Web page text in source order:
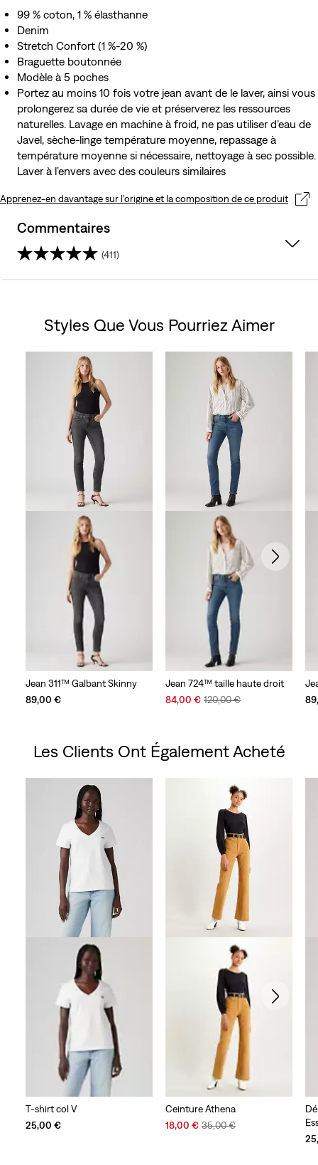
99 % coton, 1 % élasthanne
Denim
Stretch Confort (1 %-20 %)
Braguette boutonnée
Modèle à 5 poches
Portez au moins 10 fois votre jean avant de le laver, ainsi vous
prolongerez sa durée de vie et préserverez les ressources
naturelles. Lavage en machine à froid, ne pas utiliser d’eau de
Javel, sèche-linge température moyenne, repassage à
température moyenne si nécessaire, nettoyage à sec possible.
Laver à l’envers avec des couleurs similaires
Apprenez-en davantage sur l’origine et la composition de ce produit
Commentaires
(411)
étoiles.
Styles Que Vous Pourriez Aimer
Jean 311™ Galbant Skinny
89,00 €
Jean 724™ taille haute droit
Sale
84,00 € Original
120,00 €
Les Clients Ont Également Acheté
T-shirt col V
25,00 €
Ceinture Athena
Sale
18,00 € Original
35,00 €